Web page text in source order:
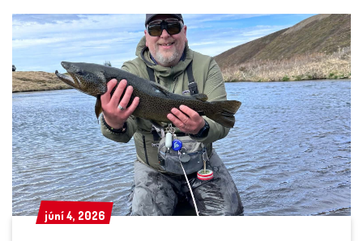
júní 4, 2026
júní 4, 2026